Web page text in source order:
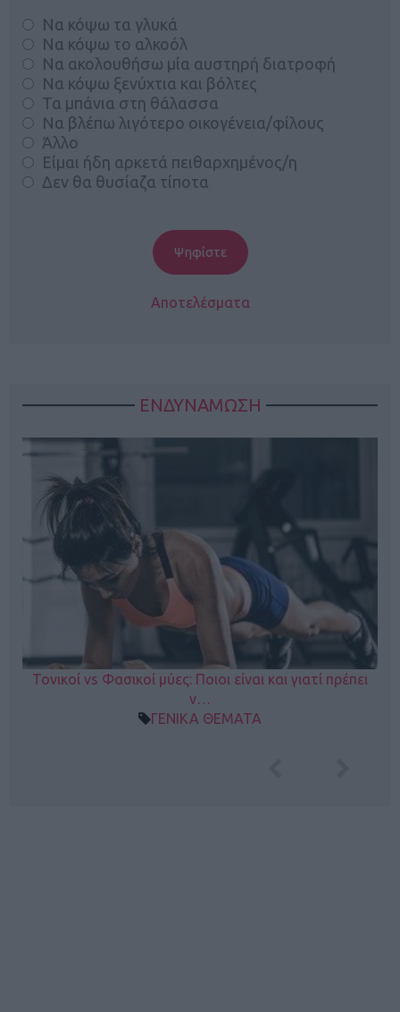
Να κόψω τα γλυκά
Να κόψω το αλκοόλ
Να ακολουθήσω μία αυστηρή διατροφή
Να κόψω ξενύχτια και βόλτες
Τα μπάνια στη θάλασσα
Να βλέπω λιγότερο οικογένεια/φίλους
Άλλο
Είμαι ήδη αρκετά πειθαρχημένος/η
Δεν θα θυσίαζα τίποτα
Αποτελέσματα
ΕΝΔΥΝΑΜΩΣΗ
Τονικοί vs Φασικοί μύες: Ποιοι είναι και γιατί πρέπει
ν…
ΓΕΝΙΚΑ ΘΕΜΑΤΑ